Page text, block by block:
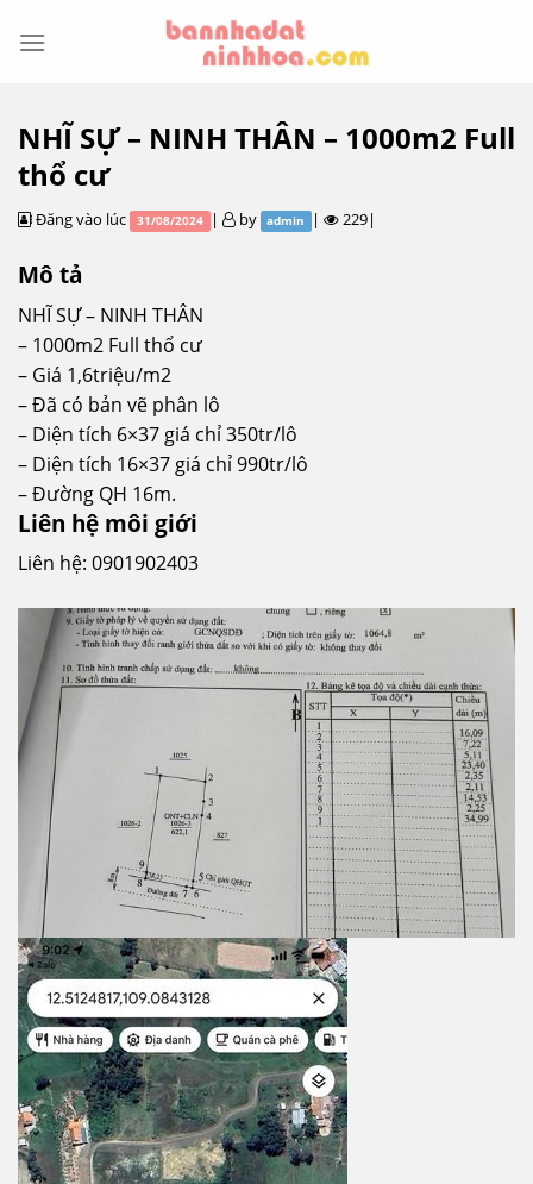
NHĨ SỰ – NINH THÂN – 1000m2 Full
thổ cư
Đăng vào lúc 31/08/2024 | by admin | 229|
Mô tả
NHĨ SỰ – NINH THÂN
– 1000m2 Full thổ cư
– Giá 1,6triệu/m2
– Đã có bản vẽ phân lô
– Diện tích 6×37 giá chỉ 350tr/lô
– Diện tích 16×37 giá chỉ 990tr/lô
– Đường QH 16m.
Liên hệ môi giới
Liên hệ: 0901902403